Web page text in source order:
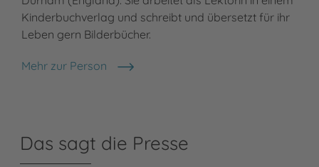
Kinderbuchverlag und schreibt und übersetzt für ihr
Leben gern Bilderbücher.
Mehr zur Person
Steffi Kress
Das sagt die Presse